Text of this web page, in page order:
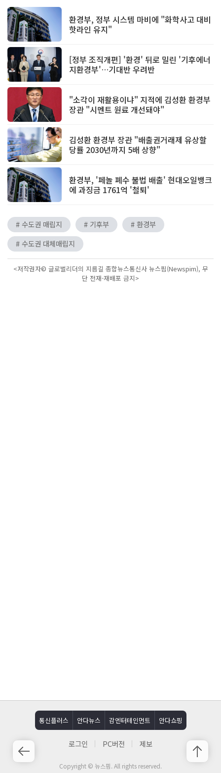
환경부, 정부 시스템 마비에 "화학사고 대비
핫라인 유지"
[정부 조직개편] '환경' 뒤로 밀린 '기후에너
지환경부'…기대반 우려반
"소각이 재활용이냐" 지적에 김성환 환경부
장관 "시멘트 원료 개선돼야"
김성환 환경부 장관 "배출권거래제 유상할
당률 2030년까지 5배 상향"
환경부, '페놀 폐수 불법 배출' 현대오일뱅크
에 과징금 1761억 '철퇴'
# 수도권 매립지 # 기후부
# 환경부
# 수도권 대체매립지
<저작권자© 글로벌리더의 지름길 종합뉴스통신사 뉴스핌(Newspim), 무
단 전재-재배포 금지>
통신플러스 안다뉴스 감엔터테인먼트 안다쇼핑
로그인 PC버전 제보
Copyright © 뉴스핌. All rights reserved.